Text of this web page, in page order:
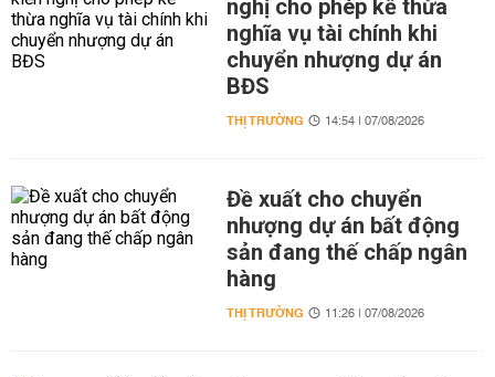
nghị cho phép kế thừa
nghĩa vụ tài chính khi
chuyển nhượng dự án
BĐS
THỊ TRƯỜNG 14:54 | 07/08/2026
Đề xuất cho chuyển
nhượng dự án bất động
sản đang thế chấp ngân
hàng
THỊ TRƯỜNG 11:26 | 07/08/2026